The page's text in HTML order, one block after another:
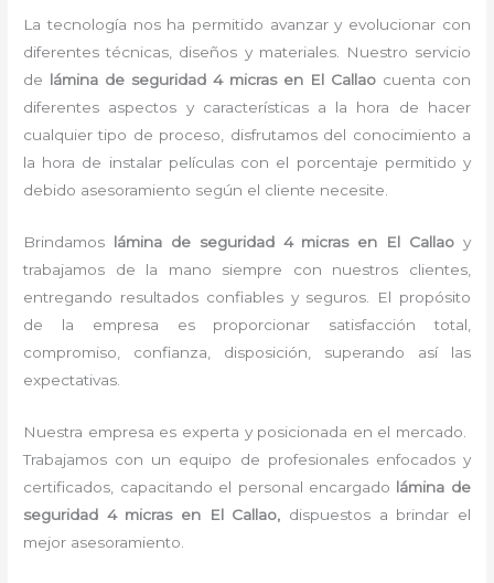
La tecnología nos ha permitido avanzar y evolucionar con
diferentes técnicas, diseños y materiales. Nuestro servicio
de lámina de seguridad 4 micrasen El Callao cuenta con
diferentes aspectos y características a la hora de hacer
cualquier tipo de proceso, disfrutamos del conocimiento a
la hora de instalar películas con el porcentaje permitido y
debido asesoramiento según el cliente necesite.
Brindamos lámina de seguridad 4 micras en El Callao y
trabajamos de la mano siempre con nuestros clientes,
entregando resultados confiables y seguros. El propósito
de la empresa es proporcionar satisfacción total,
compromiso, confianza, disposición, superando así las
expectativas.
Nuestra empresa es experta y posicionada en el mercado.
Trabajamos con un equipo de profesionales enfocados y
certificados, capacitando el personal encargado lámina de
seguridad 4 micras en El Callao, dispuestos a brindar el
mejor asesoramiento.